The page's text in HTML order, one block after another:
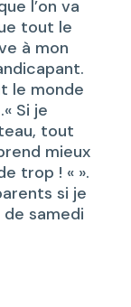
l’on va
tout le
à mon
le monde
Si je
tout
mieux
trop ! « ».
si je
samedi